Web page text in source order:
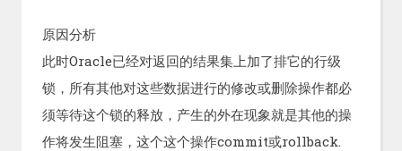
原因分析
此时Oracle已经对返回的结果集上加了排它的行级
锁，所有其他对这些数据进行的修改或删除操作都必
须等待这个锁的释放，产生的外在现象就是其他的操
作将发生阻塞，这个这个操作commit或rollback.